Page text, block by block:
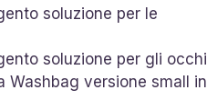
soluzione per le
soluzione per gli occhi
Washbag versione small in